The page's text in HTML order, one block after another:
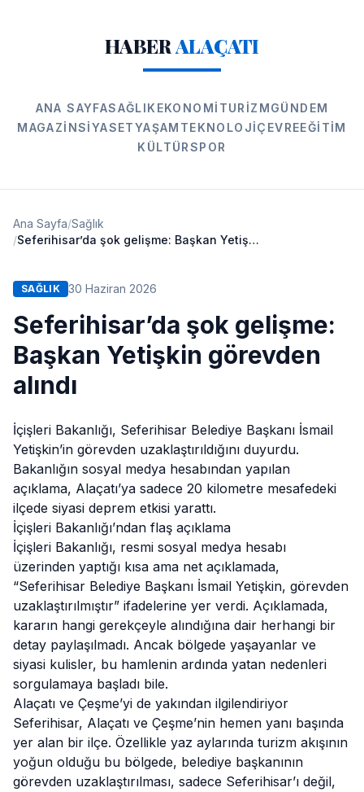
HABERALAÇATI
ANA SAYFASAĞLIK EKONOMI TURIZMGÜNDEM
MAGAZINSIYASETYAŞAM TEKNOLOJIÇEVREEĞITIM
KÜLTÜRSPOR
Ana Sayfa/Sağlık
/
Seferihisar’da şok gelişme: Başkan Yetişkin görevden alındı
SAĞLIK 30 Haziran 2026
Seferihisar’da şok gelişme:
Başkan Yetişkin görevden
alındı
İçişleri Bakanlığı, Seferihisar Belediye Başkanı İsmail
Yetişkin’in görevden uzaklaştırıldığını duyurdu.
Bakanlığın sosyal medya hesabından yapılan
açıklama, Alaçatı’ya sadece 20 kilometre mesafedeki
ilçede siyasi deprem etkisi yarattı.
İçişleri Bakanlığı’ndan flaş açıklama
İçişleri Bakanlığı, resmi sosyal medya hesabı
üzerinden yaptığı kısa ama net açıklamada,
“Seferihisar Belediye Başkanı İsmail Yetişkin, görevden
uzaklaştırılmıştır” ifadelerine yer verdi. Açıklamada,
kararın hangi gerekçeyle alındığına dair herhangi bir
detay paylaşılmadı. Ancak bölgede yaşayanlar ve
siyasi kulisler, bu hamlenin ardında yatan nedenleri
sorgulamaya başladı bile.
Alaçatı ve Çeşme’yi de yakından ilgilendiriyor
Seferihisar, Alaçatı ve Çeşme’nin hemen yanı başında
yer alan bir ilçe. Özellikle yaz aylarında turizm akışının
yoğun olduğu bu bölgede, belediye başkanının
görevden uzaklaştırılması, sadece Seferihisar’ı değil,